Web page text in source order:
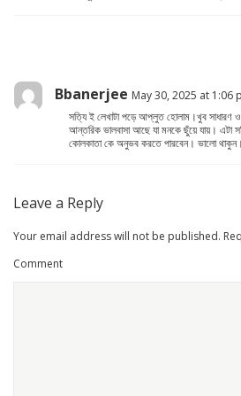
Bbanerjee May 30, 2025 at 1:06
সত্যি ই লেখাটা পড়ে আপ্লুত হোলাম।খুব সাধারণ ও
আন্তরিক ভালবাসা আছে যা মনকে ছুঁয়ে যায়। এটা
কোলকাতা কে অনুভব করতে পারবেন। ভালো
Leave a Reply
Your email address will not be published.
Comment